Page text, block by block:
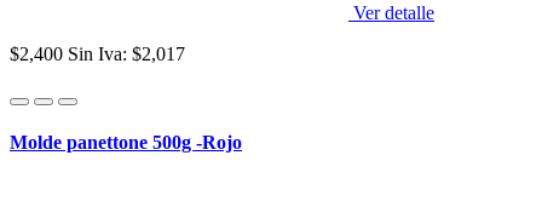
Ver detalle
$2,400 Sin Iva: $2,017
Molde panettone 500g -Rojo